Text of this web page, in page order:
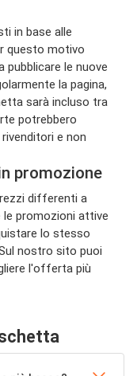
in base alle
questo motivo
le nuove
la pagina,
sarà incluso tra
potrebbero
e non
promozione
differenti a
promozioni attive
lo stesso
nostro sito puoi
l'offerta più